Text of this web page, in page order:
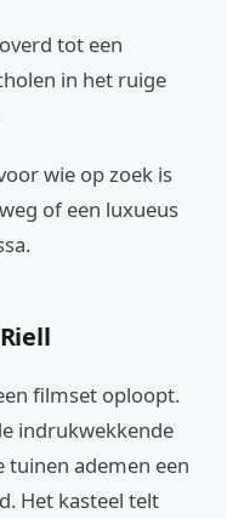
tot een
in het ruige
wie op zoek is
of een luxueus
filmset oploopt.
indrukwekkende
tuinen ademen een
Het kasteel telt